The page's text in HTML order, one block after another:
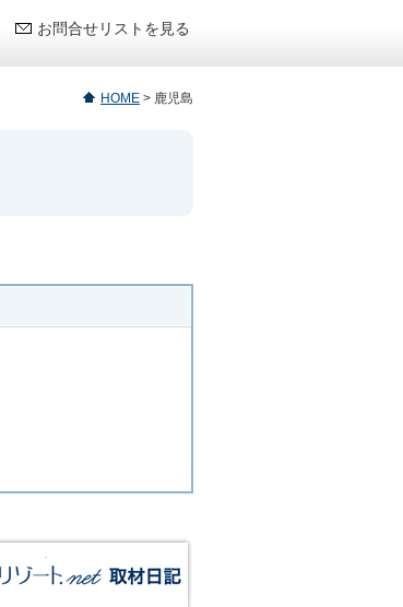
お問合せリストを見る
HOME > 鹿児島